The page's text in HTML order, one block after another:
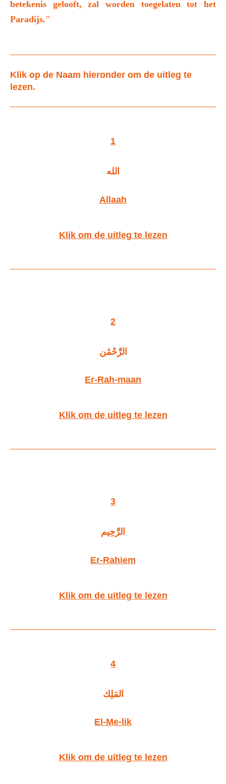
betekenis gelooft, zal worden toegelaten tot het
Paradijs."
Klik op de Naam hieronder om de uitleg te
lezen.
1
الله
Allaah
Klik om de uitleg te lezen
2
الرَّحْمَٰن
Er-Rah-maan
Klik om de uitleg te lezen
3
الرَّحِيم
Er-Rahiem
Klik om de uitleg te lezen
4
المَلِك
El-Me-lik
Klik om de uitleg te lezen